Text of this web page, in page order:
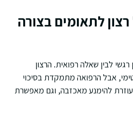
לתאומים בצורה
רגשי לבין שאלה רפואית. הרצון
אבל הרפואה מתמקדת בסיכוי
עוזרת להימנע מאכזבה, וגם מאפשרת